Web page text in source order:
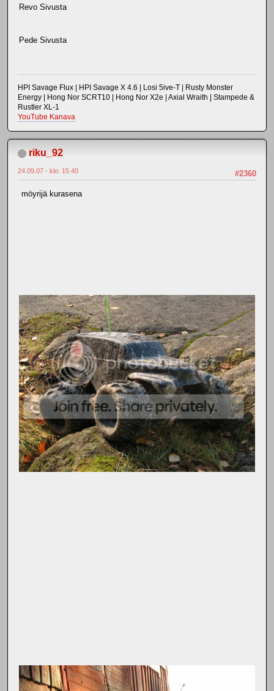
Revo Sivusta
Pede Sivusta
HPI Savage Flux | HPI Savage X 4.6 | Losi 5ive-T | Rusty Monster
Energy | Hong Nor SCRT10 | Hong Nor X2e | Axial Wraith | Stampede &
Rustler XL-1
YouTube Kanava
riku_92
#2360
24.09.07 - klo: 15.40
möyrijä kurasena